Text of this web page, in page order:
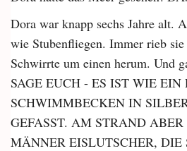
Dora war knapp sechs Jahre alt.
wie Stubenfliegen. Immer rieb
Schwirrte um einen herum. Und
SAGE EUCH - ES IST WIE EIN
SCHWIMMBECKEN IN
GEFASST. AM STRAND
MÄNNER EISLUTSCHER, DIE